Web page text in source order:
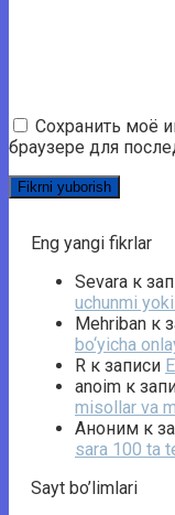
Сохранить моё
браузере для
Eng yangi fikrlar
Sevara к
uchunmi
Mehriban к
bo‘yicha
R к записи
anoim к
misollar va
Аноним к
sara 100 ta
Sayt bo’limlari